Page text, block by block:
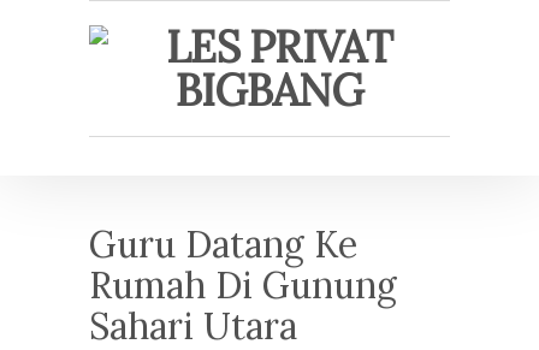
Guru Datang Ke
Rumah Di Gunung
Sahari Utara